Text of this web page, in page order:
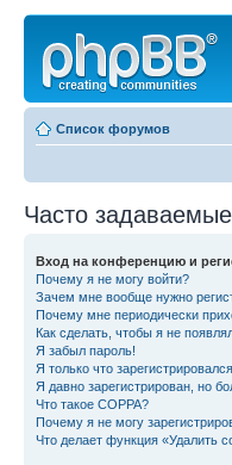
Список форумов
Часто
Вход на конференцию и
Почему я не могу войти?
Зачем мне вообще нужно
Почему мне периодически
Как сделать, чтобы я не
Я забыл пароль!
Я только что
Я давно зарегистрирован, но
Что такое COPPA?
Почему я не могу
Что делает функция «Удалить